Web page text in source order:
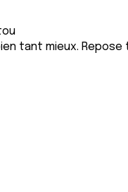
tant mieux. Repose